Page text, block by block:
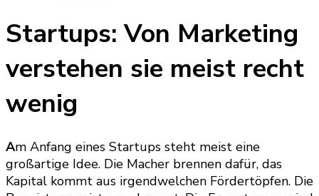
Startups: Von Marketing
verstehen sie meist recht
wenig
Am Anfang eines Startups steht meist eine
großartige Idee. Die Macher brennen dafür, das
Kapital kommt aus irgendwelchen Fördertöpfen. Die